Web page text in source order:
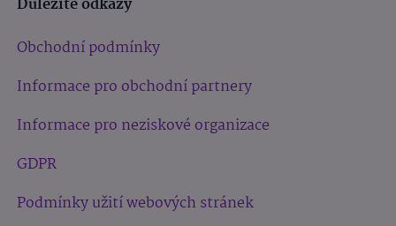
Obchodní podmínky
Informace pro obchodní partnery
Informace pro neziskové organizace
GDPR
Podmínky užití webových stránek